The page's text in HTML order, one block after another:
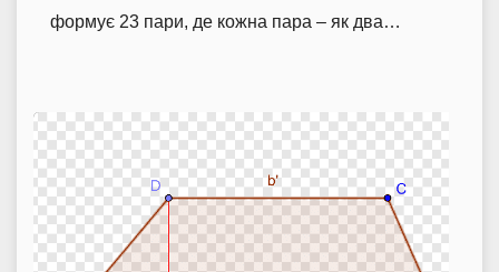
формує 23 пари, де кожна пара – як два…